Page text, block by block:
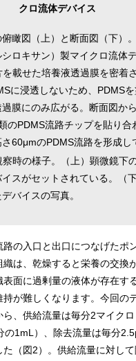
クロ流体デバイス
瞰図（上）と断面図（下）
シロキサン）製マイクロ流体
を載せた培養液透過膜を密着
に浸透しないため、PDMS
膜にのみ広がる。断面図か
のPDMS流路チップを貼り合
60μmのPDMS流路を形成し
察時の様子。（上）顕微鏡下
スがセットされている。（
バイスの写真。
の入口と出口につなげたポ
は、乾燥すると栄養の交換
表面に過剰量の液体が存在す
持が難しくなります。今回の
ら、供給流量は毎分2マイク
の1mL）、除去流量は毎分
た（図2）。供給流量に対し